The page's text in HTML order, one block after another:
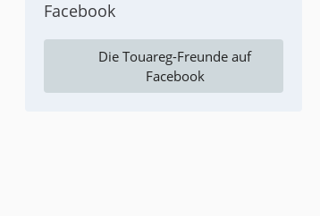
Facebook
Die Touareg-Freunde auf
Facebook